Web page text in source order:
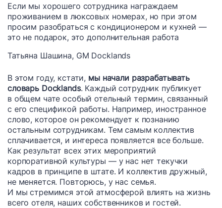
Если мы хорошего сотрудника награждаем
проживанием в люксовых номерах, но при этом
просим разобраться с кондиционером и кухней —
это не подарок, это дополнительная работа
Татьяна Шашина, GM Docklands
В этом году, кстати, мы начали разрабатывать
словарь Docklands. Каждый сотрудник публикует
в общем чате особый отельный термин, связанный
с его спецификой работы. Например, иностранное
слово, которое он рекомендует к познанию
остальным сотрудникам. Тем самым коллектив
сплачивается, и интереса появляется все больше.
Как результат всех этих мероприятий
корпоративной культуры — у нас нет текучки
кадров в принципе в штате. И коллектив дружный,
не меняется. Повторюсь, у нас семья.
И мы стремимся этой атмосферой влиять на жизнь
всего отеля, наших собственников и гостей.